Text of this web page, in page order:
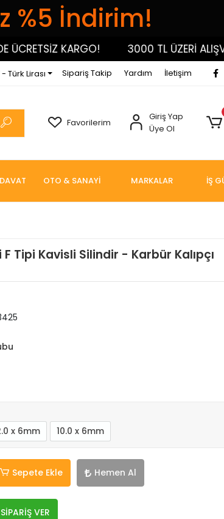
%5 İndirim!
KARGO! 3000 TL ÜZERİ
- Türk Lirası Sipariş Takip Yardım İletişim
Favorilerim
Giriş Yap
Üye Ol
OTO & SANAYİ MARKALAR İŞ
Tipi Kavisli Silindir - Karbür Kalıpçı
x 6mm 10.0 x 6mm
Sepete Ekle Hemen Al
VER